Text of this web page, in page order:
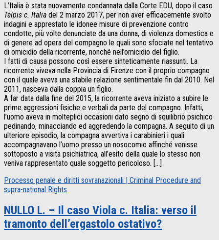
L’Italia è stata nuovamente condannata dalla Corte EDU, dopo il caso
Talpis c. Italia del 2 marzo 2017, per non aver efficacemente svolto
indagini e apprestato le idonee misure di prevenzione contro
condotte, più volte denunciate da una donna, di violenza domestica e
di genere ad opera del compagno le quali sono sfociate nel tentativo
di omicidio della ricorrente, nonché nell’omicidio del figlio.
I fatti di causa possono così essere sinteticamente riassunti. La
ricorrente viveva nella Provincia di Firenze con il proprio compagno
con il quale aveva una stabile relazione sentimentale fin dal 2010. Nel
2011, nasceva dalla coppia un figlio.
A far data dalla fine del 2015, la ricorrente aveva iniziato a subire le
prime aggressioni fisiche e verbali da parte del compagno. Infatti,
l’uomo aveva in molteplici occasioni dato segno di squilibrio psichico
pedinando, minacciando ed aggredendo la compagna. A seguito di un
ulteriore episodio, la compagna avvertiva i carabinieri i quali
accompagnavano l’uomo presso un nosocomio affinché venisse
sottoposto a visita psichiatrica, all’esito della quale lo stesso non
veniva rappresentato quale soggetto pericoloso. […]
Processo penale e diritti sovranazionali | Criminal Procedure and
supra-national Rights
NULLO L. – Il caso Viola c. Italia: verso il
tramonto dell’ergastolo ostativo?